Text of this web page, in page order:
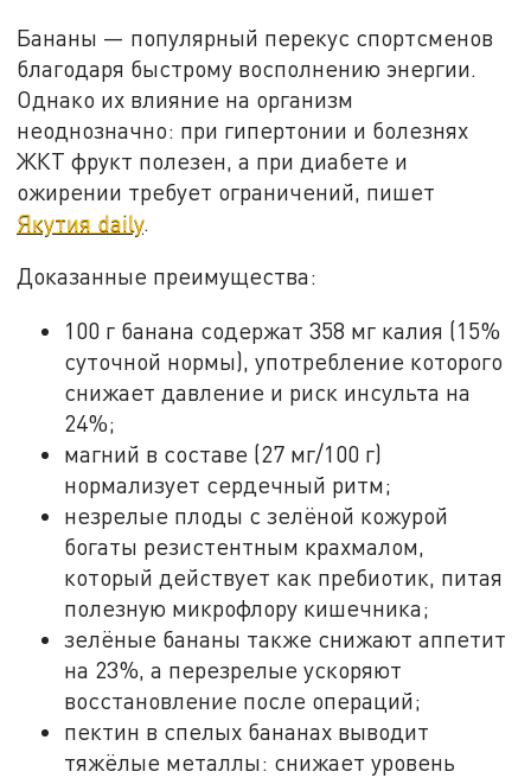
Бананы — популярный перекус спортсменов
благодаря быстрому восполнению энергии.
Однако их влияние на организм
неоднозначно: при гипертонии и болезнях
ЖКТ фрукт полезен, а при диабете и
ожирении требует ограничений, пишет
Якутия daily.
Доказанные преимущества:
100 г банана содержат 358 мг калия (15%
суточной нормы), употребление которого
снижает давление и риск инсульта на
24%;
магний в составе (27 мг/100 г)
нормализует сердечный ритм;
незрелые плоды с зелёной кожурой
богаты резистентным крахмалом,
который действует как пребиотик, питая
полезную микрофлору кишечника;
зелёные бананы также снижают аппетит
на 23%, а перезрелые ускоряют
восстановление после операций;
пектин в спелых бананах выводит
тяжёлые металлы: снижает уровень